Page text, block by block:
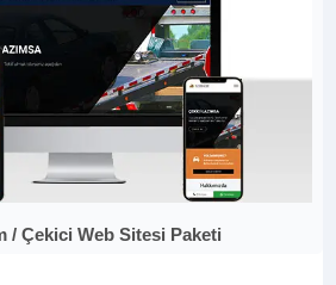
/ Çekici Web Sitesi Paketi